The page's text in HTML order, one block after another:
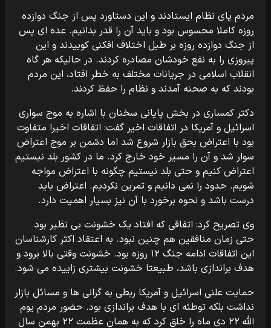
مردم پای نظام ایستادند و این دستاورد پس از جنگ دوازده
روزه کاملا محسوس بود و باید آن را قدر بدانیم. عده ای پس
از جنگ دوازده روزه بر طبل اختلاف افکنی کوبیدند و این
پیروزی را به نفع خودشان مصادره کردند. در حالیکه هر گاه
انقلاب اسلامی در جریانات مختلف به خطر افتاد، این مردم
بودند که به صحنه آمدند و نظام را حفظ کردند.
دکتر کمساری در بخش پایانی سخنان با اشاره به موج سواری
اسرائیل و آمریکا در اتفاقات اخیر گفت: اتفاقات اخیرا متفاوت
بود با اعتراض بحق بازار شروع شد اما دشمن بر موج اعتراض
سوار شد و آن را مسیر خود خارج کرد. ما در کشور بلد نیستیم
اعتراض کنیم و حتی بلد نیستیم چگونه با اعتراض مواجه
شویم. حدود را نمی دانیم و تمرین نکردیم. اعتراض باید
درست باشد و نحوه برخورد با آن نیز بسیار اهمیت دارد.
وی تصریح کرد: اتفاقی که افتاد یک خشونت بی نظیر بود
حتی زمان منافقین هم چنین نبود. به اعتقاد اکثر کارشناسان
این اتفاقات ادامه جنگ ۱۲ روزه بود. خشونت وقتی بالا برود و
هدف براندازی باشد، طبیعتا خشونت بیشتری زاییده می شود.
حمایت علنی اسرائیل و آمریکا ربطی به گرانی ها و مسائل بازار
نداشت بلکه توطئه ای با هدف براندازی بود. حضور مردم یوم
الله ۲۲ دی ماه را خلق کرد که به همان عظمت ۲۲ بهمن سال